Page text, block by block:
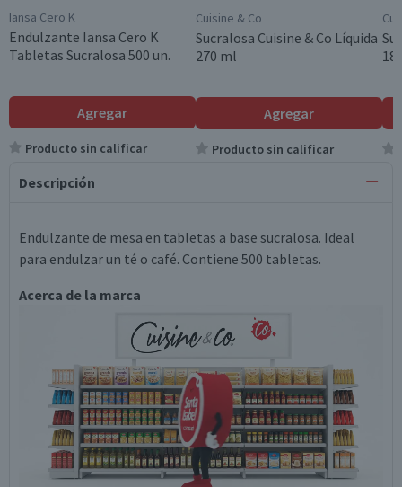
Iansa Cero K
Endulzante Iansa Cero K
Tabletas Sucralosa 500 un.
Agregar
Producto sin calificar
Cuisine & Co
Sucralosa Cuisine & Co Líquida
270 ml
Agregar
Producto sin calificar
Descripción
Endulzante de mesa en tabletas a base sucralosa. Ideal
para endulzar un té o café. Contiene 500 tabletas.
Acerca de la marca